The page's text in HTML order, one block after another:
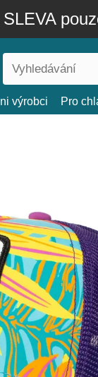
výrobci Pro